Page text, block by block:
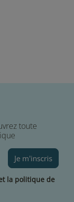
toute
Je m'inscris
la politique de